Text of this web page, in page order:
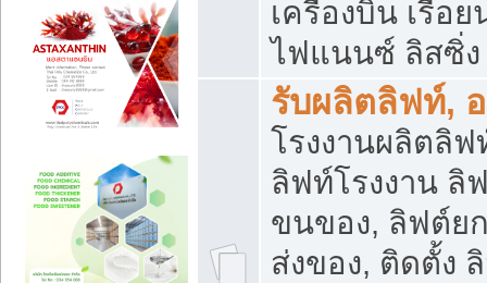
เครื่องบิน เรือ
ไฟแนนซ์ ลิสซิ่ง
รับผลิตลิฟท์,
โรงงานผลิตลิ
ลิฟท์โรงงาน ลิ
ขนของ, ลิฟต์ย
ส่งของ, ติดตั้ง